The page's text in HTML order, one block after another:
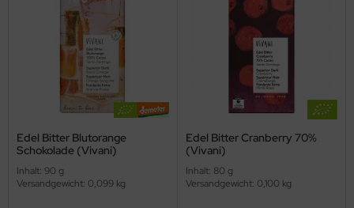
Edel Bitter Blutorange
Schokolade (Vivani)
Inhalt: 90 g
Versandgewicht: 0,099 kg
Edel Bitter Cranberry 70%
(Vivani)
Inhalt: 80 g
Versandgewicht: 0,100 kg